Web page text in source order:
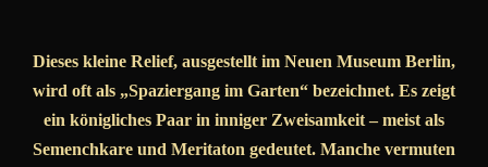
Dieses kleine Relief, ausgestellt im Neuen Museum Berlin,
wird oft als „Spaziergang im Garten“ bezeichnet. Es zeigt
ein königliches Paar in inniger Zweisamkeit – meist als
Semenchkare und Meritaton gedeutet. Manche vermuten